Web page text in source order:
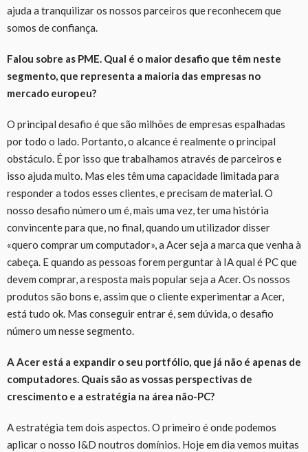
ajuda a tranquilizar os nossos parceiros que reconhecem que
somos de confiança.
Falou sobre as PME. Qual é o maior desafio que têm neste
segmento, que representa a maioria das empresas no
mercado europeu?
O principal desafio é que são milhões de empresas espalhadas
por todo o lado. Portanto, o alcance é realmente o principal
obstáculo. É por isso que trabalhamos através de parceiros e
isso ajuda muito. Mas eles têm uma capacidade limitada para
responder a todos esses clientes, e precisam de material. O
nosso desafio número um é, mais uma vez, ter uma história
convincente para que, no final, quando um utilizador disser
«quero comprar um computador», a Acer seja a marca que venha à
cabeça. E quando as pessoas forem perguntar à IA qual é PC que
devem comprar, a resposta mais popular seja a Acer. Os nossos
produtos são bons e, assim que o cliente experimentar a Acer,
está tudo ok. Mas conseguir entrar é, sem dúvida, o desafio
número um nesse segmento.
A Acer está a expandir o seu portfólio, que já não é apenas de
computadores. Quais são as vossas perspectivas de
crescimento e a estratégia na área não-PC?
A estratégia tem dois aspectos. O primeiro é onde podemos
aplicar o nosso I&D noutros domínios. Hoje em dia vemos muitas